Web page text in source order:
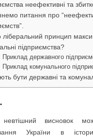
неефективні та
питання про
принцип
підприємства?
Приклад державного
Приклад комунального
бути державні та
висновок
України в